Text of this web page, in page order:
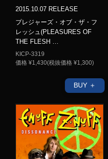
2015.10.07 RELEASE
プレジャーズ・オブ・ザ・フ
レッシュ(PLEASURES OF
THE FLESH …
KICP-3319
価格 ¥1,430(税抜価格 ¥1,300)
BUY ＋